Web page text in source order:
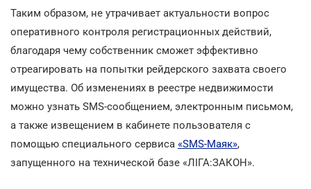
Таким образом, не утрачивает актуальности вопрос
оперативного контроля регистрационных действий,
благодаря чему собственник сможет эффективно
отреагировать на попытки рейдерского захвата своего
имущества. Об изменениях в реестре недвижимости
можно узнать SMS-сообщением, электронным письмом,
а также извещением в кабинете пользователя с
помощью специального сервиса «SMS-Маяк»,
запущенного на технической базе «ЛІГА:ЗАКОН».